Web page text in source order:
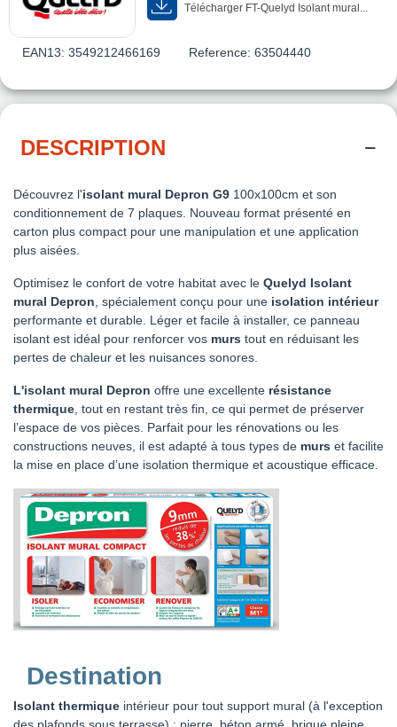
Télécharger FT-Quelyd Isolant mural...
EAN13: 3549212466169 Reference: 63504440
DESCRIPTION
Découvrez l'isolant mural Depron G9 100x100cm et son
conditionnement de 7 plaques. Nouveau format présenté en
carton plus compact pour une manipulation et une application
plus aisées.
Optimisez le confort de votre habitat avec le Quelyd Isolant
mural Depron , spécialement conçu pour une isolation intérieur
performante et durable. Léger et facile à installer, ce panneau
isolant est idéal pour renforcer vos murs tout en réduisant les
pertes de chaleur et les nuisances sonores.
L'isolant mural Depron offre une excellente résistance
thermique , tout en restant très fin, ce qui permet de préserver
l’espace de vos pièces. Parfait pour les rénovations ou les
constructions neuves, il est adapté à tous types de murs et facilite
la mise en place d’une isolation thermique et acoustique efficace.
Destination
Isolant thermique intérieur pour tout support mural (à l'exception
des plafonds sous terrasse) : pierre, béton armé, brique pleine,